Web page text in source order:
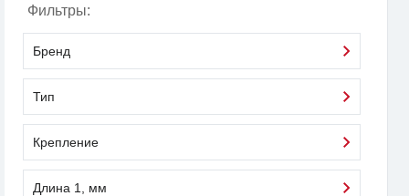
Фильтры:
Бренд
Тип
Крепление
Длина 1, мм